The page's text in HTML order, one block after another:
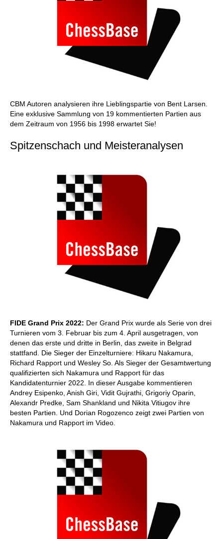
CBM Autoren analysieren ihre Lieblingspartie von Bent Larsen.
Eine exklusive Sammlung von 19 kommentierten Partien aus
dem Zeitraum von 1956 bis 1998 erwartet Sie!
Spitzenschach und Meisteranalysen
FIDE Grand Prix 2022: Der Grand Prix wurde als Serie von drei
Turnieren vom 3. Februar bis zum 4. April ausgetragen, von
denen das erste und dritte in Berlin, das zweite in Belgrad
stattfand. Die Sieger der Einzelturniere: Hikaru Nakamura,
Richard Rapport und Wesley So. Als Sieger der Gesamtwertung
qualifizierten sich Nakamura und Rapport für das
Kandidatenturnier 2022. In dieser Ausgabe kommentieren
Andrey Esipenko, Anish Giri, Vidit Gujrathi, Grigoriy Oparin,
Alexandr Predke, Sam Shankland und Nikita Vitiugov ihre
besten Partien. Und Dorian Rogozenco zeigt zwei Partien von
Nakamura und Rapport im Video.